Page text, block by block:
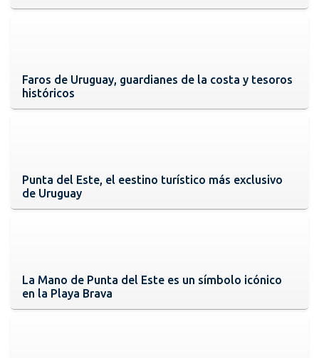
Faros de Uruguay, guardianes de la costa y tesoros
históricos
Punta del Este, el eestino turístico más exclusivo
de Uruguay
La Mano de Punta del Este es un símbolo icónico
en la Playa Brava